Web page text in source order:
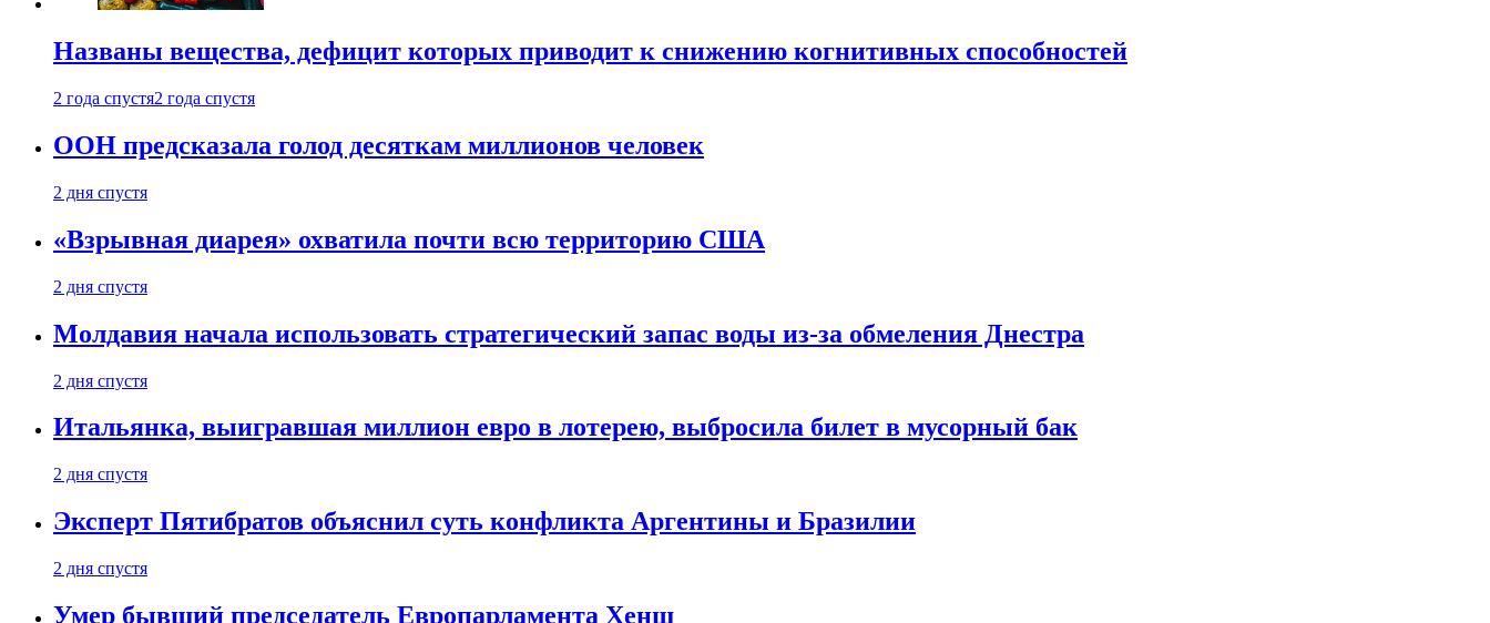
Названы вещества, дефицит которых приводит к снижению когнитивных способностей
2 года спустя2 года спустя
ООН предсказала голод десяткам миллионов человек
2 дня спустя
«Взрывная диарея» охватила почти всю территорию США
2 дня спустя
Молдавия начала использовать стратегический запас воды из-за обмеления Днестра
2 дня спустя
Итальянка, выигравшая миллион евро в лотерею, выбросила билет в мусорный бак
2 дня спустя
Эксперт Пятибратов объяснил суть конфликта Аргентины и Бразилии
2 дня спустя
Умер бывший председатель Европарламента Хенш